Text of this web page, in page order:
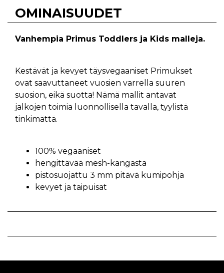
OMINAISUUDET
Vanhempia Primus Toddlers ja Kids malleja.
Kestävät ja kevyet täysvegaaniset Primukset
ovat saavuttaneet vuosien varrella suuren
suosion, eikä suotta! Nämä mallit antavat
jalkojen toimia luonnollisella tavalla, tyylistä
tinkimättä.
100% vegaaniset
hengittävää mesh-kangasta
pistosuojattu 3 mm pitävä kumipohja
kevyet ja taipuisat